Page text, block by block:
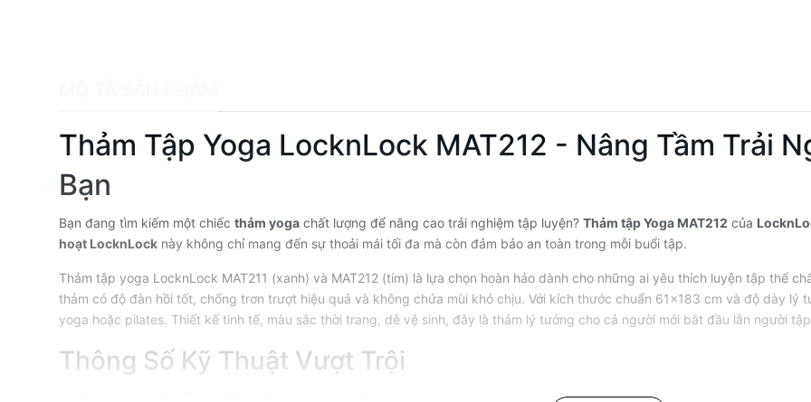
Thảm Tập Yoga LocknLock MAT212 - Nâng Tầm Trải
Bạn
Bạn đang tìm kiếm một chiếc thảm yogachất lượng để nâng cao trải nghiệm tập luyện? Thảm tập Yoga MAT212 của
hoạt LocknLocknày không chỉ mang đến sự thoải mái tối đa mà còn đảm bảo an toàn trong mỗi buổi tập.
Thảm tập yoga LocknLock MAT211 (xanh) và MAT212 (tím) là lựa chọn hoàn hảo dành cho những ai yêu thích luyện tập thể
thảm có độ đàn hồi tốt, chống trơn trượt hiệu quả và không chứa mùi khó chịu. Với kích thước chuẩn 61x183 cm và độ dày
yoga hoặc pilates. Thiết kế tinh tế, màu sắc thời trang, dễ vệ sinh, đây là thảm lý tưởng cho cả người mới bắt đầu lẫn người
Thông Số Kỹ Thuật Vượt Trội